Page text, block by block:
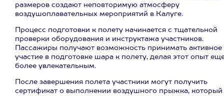
размеров создают неповторимую атмосферу
воздушоплавательных мероприятий в Калуге.
Процесс подготовки к полету начинается с тщательной
проверки оборудования и инструктажа участников.
Пассажиры получают возможность принимать активное
участие в подготовке шара к полету, делая этот опыт
более увлекательным.
После завершения полета участники могут получить
сертификат о выполнении воздушного прыжка, который